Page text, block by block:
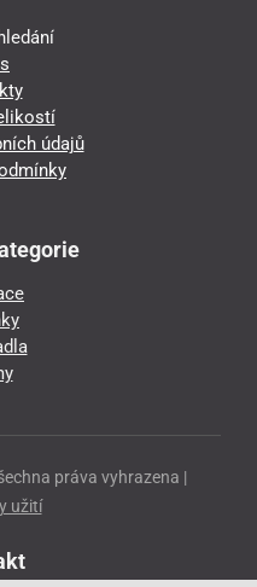
údajů
práva vyhrazena |
užití